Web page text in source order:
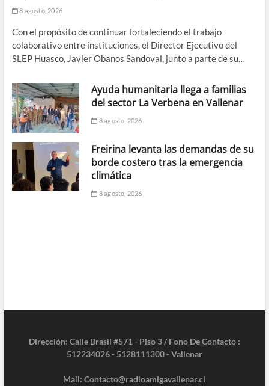
8 agosto, 2026
Con el propósito de continuar fortaleciendo el trabajo
colaborativo entre instituciones, el Director Ejecutivo del
SLEP Huasco, Javier Obanos Sandoval, junto a parte de su…
Ayuda humanitaria llega a familias
del sector La Verbena en Vallenar
8 agosto, 2026
Freirina levanta las demandas de su
borde costero tras la emergencia
climática
8 agosto, 2026
Dirección: Calle Brasil #571 - Piso 3 / Fono De Contacto :
512234026 - 5128111300 - Vallenar
Mail: Contacto@radioamigavallenar.cl